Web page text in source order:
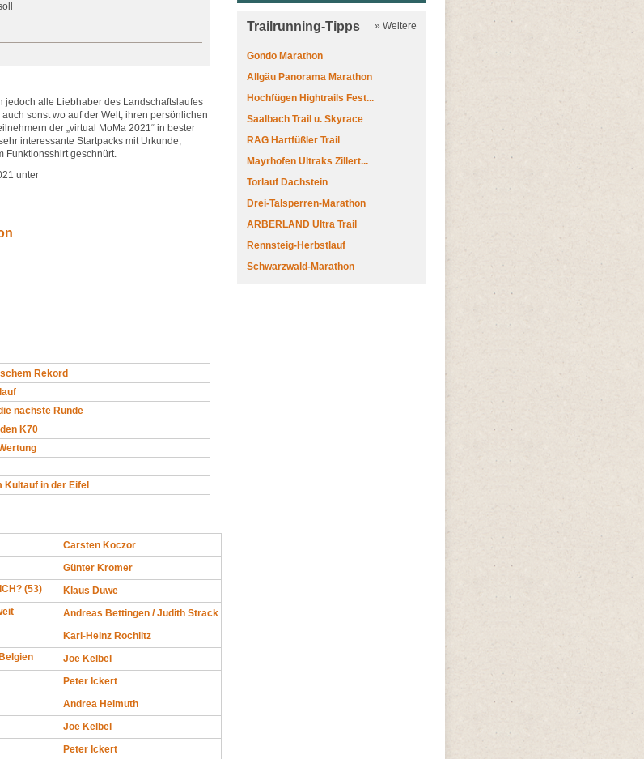
jedoch alle Liebhaber des Landschaftslaufes
sonst wo auf der Welt, ihren persönlichen
der „virtual MoMa 2021“ in bester
interessante Startpacks mit Urkunde,
Funktionsshirt geschnürt.
unter
Rekord
nächste Runde
K70
Kultauf in der Eifel
Carsten Koczor
Günter Kromer
(53)
Klaus Duwe
Andreas Bettingen / Judith Strack
Karl-Heinz Rochlitz
Joe Kelbel
Peter Ickert
Andrea Helmuth
Joe Kelbel
Peter Ickert
Trailrunning-Tipps » Weitere
Gondo Marathon
Allgäu Panorama Marathon
Hochfügen Hightrails Fest...
Saalbach Trail u. Skyrace
RAG Hartfüßler Trail
Mayrhofen Ultraks Zillert...
Torlauf Dachstein
Drei-Talsperren-Marathon
ARBERLAND Ultra Trail
Rennsteig-Herbstlauf
Schwarzwald-Marathon